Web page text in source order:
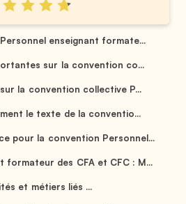
enseignant formate...
sur la convention co...
la convention collective P...
le texte de la conventio...
pour la convention Personnel...
formateur des CFA et CFC : M...
et métiers liés ...